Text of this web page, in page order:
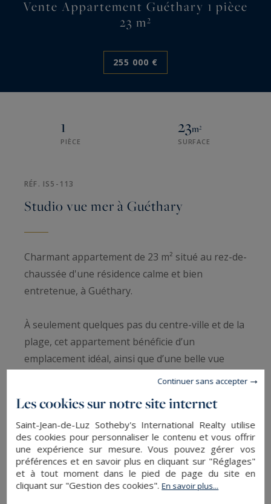
Vente Appartement Guéthary 1 pièce
23 m²
255 000 €
1
PIÈCE
23m²
SURFACE
RÉF. IS5-113
Studio vue mer à Guéthary
Charmant appartement de 23 m² situé au rez-de-
chaussée d'une résidence calme et bien
entretenue, à Guéthary.
À seulement quelques pas du centre-ville et de la
plage, cet appartement bénéficie d’un
emplacement idéal, ainsi que d’une belle vue
Il se compose d’une pièce de vie lumineuse, d’une
cuisine entièrement équipée, ainsi que d’une
salle d’eau fonctionnelle. Idéal comme pied-à-
terre sur la côte basque ou pour un
investissement locatif.
Les cookies sur notre site internet
Saint-Jean-de-Luz Sotheby's International Realty utilise
des cookies pour personnaliser le contenu et vous offrir
une expérience sur mesure. Vous pouvez gérer vos
préférences et en savoir plus en cliquant sur "Réglages"
et à tout moment dans le pied de page du site en
cliquant sur "Gestion des cookies".En savoir plus...
Continuer sans accepter